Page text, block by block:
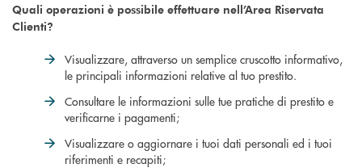
Quali operazioni è possibile effettuare nell’Area Riservata
Clienti?
Visualizzare, attraverso un semplice cruscotto informativo,
le principali informazioni relative al tuo prestito.
Consultare le informazioni sulle tue pratiche di prestito e
verificarne i pagamenti;
Visualizzare o aggiornare i tuoi dati personali ed i tuoi
riferimenti e recapiti;